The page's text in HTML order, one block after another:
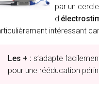
par un
d'
intéressant car
Les + : s’adapte
pour une rééducation